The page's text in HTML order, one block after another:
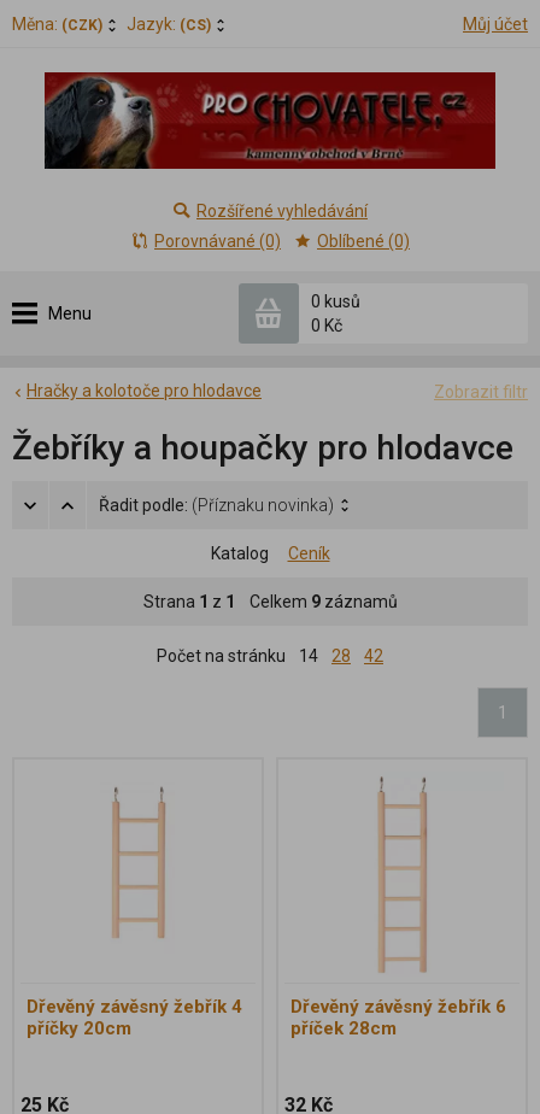
Měna: (CZK) Jazyk: (CS) Můj účet
Menu
0 kusů
0 Kč
Rozšířené vyhledávání
Porovnávané (0)
Oblíbené (0)
Zobrazit filtr
Hračky a kolotoče pro hlodavce
Žebříky a houpačky pro hlodavce
Řadit podle: (Příznaku novinka)
Katalog Ceník
Strana 1 z 1 Celkem 9záznamů
Počet na stránku 14 28 42
1
Dřevěný závěsný žebřík 4
příčky 20cm
25 Kč
Dřevěný závěsný žebřík 6
příček 28cm
32 Kč